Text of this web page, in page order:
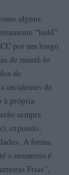
alguns
“hold”
por um longo
de mantê-lo
de
incidentes de
à própria
sempre
expondo,
A forma
o momento é
Frias”,